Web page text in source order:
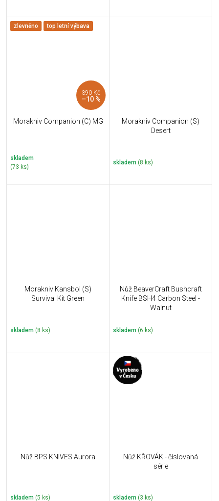
zlevněno top letní výbava
390 Kč
–10 %
Morakniv Companion (C) MG
skladem
(73 ks)
Morakniv Companion (S)
Desert
skladem (8 ks)
Morakniv Kansbol (S)
Survival Kit Green
skladem (8 ks)
Nůž BeaverCraft Bushcraft
Knife BSH4 Carbon Steel -
Walnut
skladem (6 ks)
Nůž BPS KNIVES Aurora
skladem (5 ks)
Nůž KŘOVÁK - číslovaná
série
skladem (3 ks)